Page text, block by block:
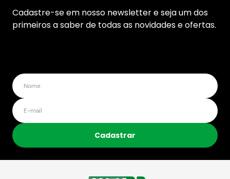
Cadastre-se em nosso newsletter e seja um dos
primeiros a saber de todas as novidades e ofertas.
Cadastrar